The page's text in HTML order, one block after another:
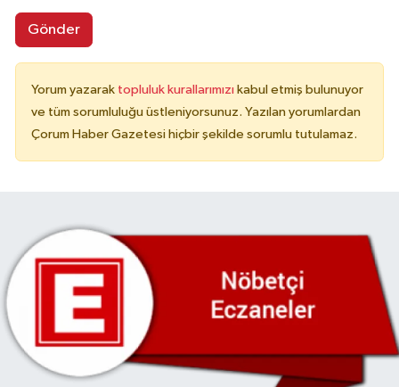
Gönder
Yorum yazarak topluluk kurallarımızı kabul etmiş bulunuyor
ve tüm sorumluluğu üstleniyorsunuz. Yazılan yorumlardan
Çorum Haber Gazetesi hiçbir şekilde sorumlu tutulamaz.